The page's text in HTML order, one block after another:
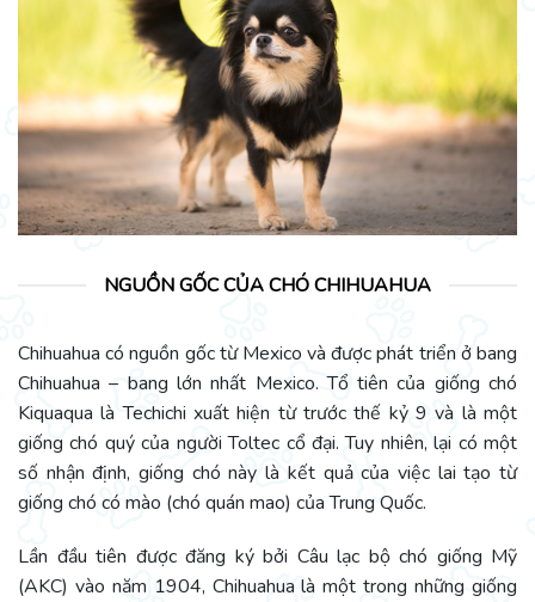
NGUỒN GỐC CỦA CHÓ CHIHUAHUA
Chihuahua có nguồn gốc từ Mexico và được phát triển ở bang
Chihuahua – bang lớn nhất Mexico. Tổ tiên của giống chó
Kiquaqua là Techichi xuất hiện từ trước thế kỷ 9 và là một
giống chó quý của người Toltec cổ đại. Tuy nhiên, lại có một
số nhận định, giống chó này là kết quả của việc lai tạo từ
giống chó có mào (chó quán mao) của Trung Quốc.
Lần đầu tiên được đăng ký bởi Câu lạc bộ chó giống Mỹ
(AKC) vào năm 1904, Chihuahua là một trong những giống